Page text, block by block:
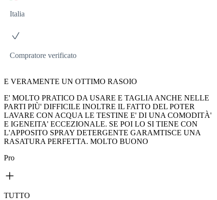
Italia
Compratore verificato
E VERAMENTE UN OTTIMO RASOIO
E' MOLTO PRATICO DA USARE E TAGLIA ANCHE NELLE
PARTI PIÙ' DIFFICILE INOLTRE IL FATTO DEL POTER
LAVARE CON ACQUA LE TESTINE E' DI UNA COMODITÀ'
E IGENEITA' ECCEZIONALE. SE POI LO SI TIENE CON
L'APPOSITO SPRAY DETERGENTE GARAMTISCE UNA
RASATURA PERFETTA. MOLTO BUONO
Pro
TUTTO